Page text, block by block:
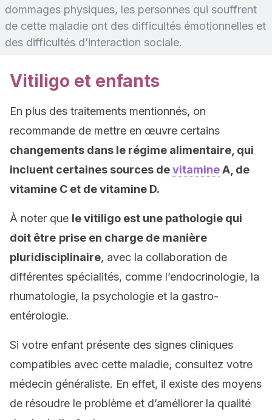
dommages physiques, les personnes qui souffrent
de cette maladie ont des difficultés émotionnelles et
des difficultés d’interaction sociale.
Vitiligo et enfants
En plus des traitements mentionnés, on
recommande de mettre en œuvre certains
changements dans le régime alimentaire, qui
incluent certaines sources devitamineA, de
vitamine C et de vitamine D.
À noter que le vitiligo est une pathologie qui
doit être prise en charge de manière
pluridisciplinaire, avec la collaboration de
différentes spécialités, comme l’endocrinologie, la
rhumatologie, la psychologie et la gastro-
entérologie.
Si votre enfant présente des signes cliniques
compatibles avec cette maladie, consultez votre
médecin généraliste. En effet, il existe des moyens
de résoudre le problème et d’améliorer la qualité